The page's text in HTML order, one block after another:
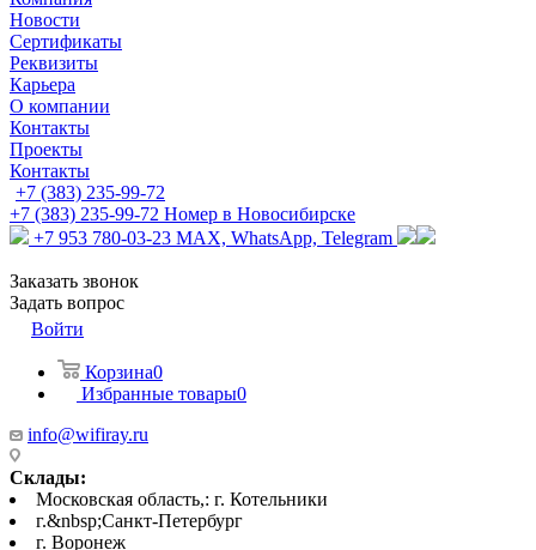
Новости
Сертификаты
Реквизиты
Карьера
О компании
Контакты
Проекты
Контакты
+7 (383) 235-99-72
+7 (383) 235-99-72 Номер в Новосибирске
+7 953 780-03-23 MAX, WhatsApp, Telegram
Заказать звонок
Задать вопрос
Войти
Корзина0
Избранные товары0
info@wifiray.ru
Склады:
Московская область,: г. Котельники
г.&nbsp;Санкт-Петербург
г. Воронеж